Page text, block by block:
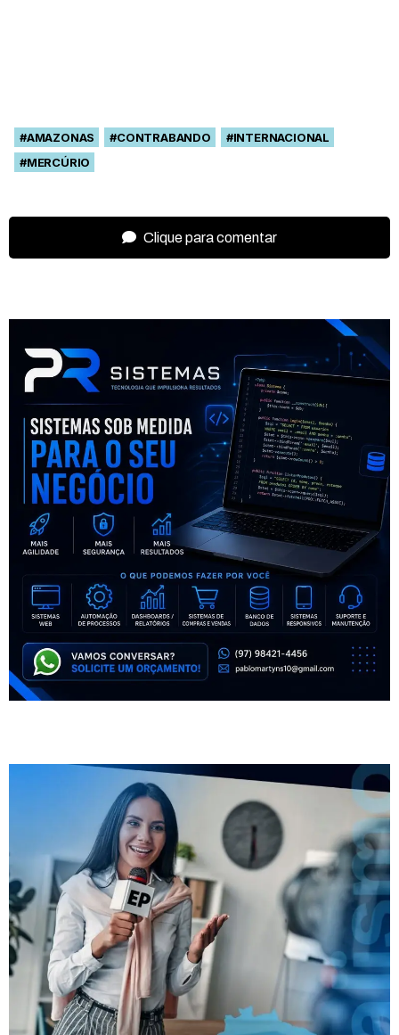
#AMAZONAS #CONTRABANDO
#INTERNACIONAL
#MERCÚRIO
Clique para comentar